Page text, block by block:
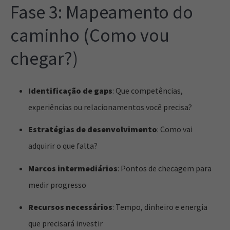
Fase 3: Mapeamento do
caminho (Como vou
chegar?)
Identificação de gaps: Que competências,
experiências ou relacionamentos você precisa?
Estratégias de desenvolvimento: Como vai
adquirir o que falta?
Marcos intermediários: Pontos de checagem para
medir progresso
Recursos necessários: Tempo, dinheiro e energia
que precisará investir